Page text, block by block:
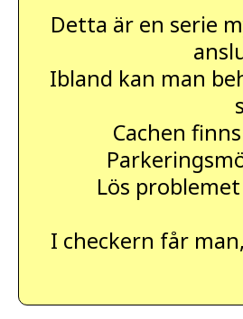
Detta är en serie
Ibland kan man
Cachen
Lös
I checkern får